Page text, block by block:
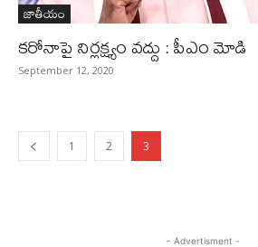
జాతీయం
కరోనాపై నిర్లక్ష్యం వద్దు : పీఎం మోడి
September 12, 2020
1 2 3
- Advertisment -